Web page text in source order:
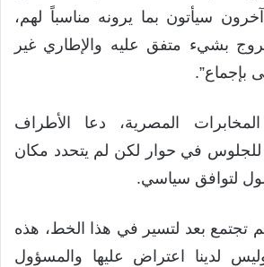
سيأتون بما يرونه مناسباً لهم،
بشيء متفق عليه والإطاري غير
بإجماع”.
المصرية، دعا الأطراف
للجلوس في حوار لكن لم يتحدد مكان
لتوافق سياسي.
تجتمع بعد لتسير في هذا الخط، هذه
لدينا اعتراض عليها والمسؤول